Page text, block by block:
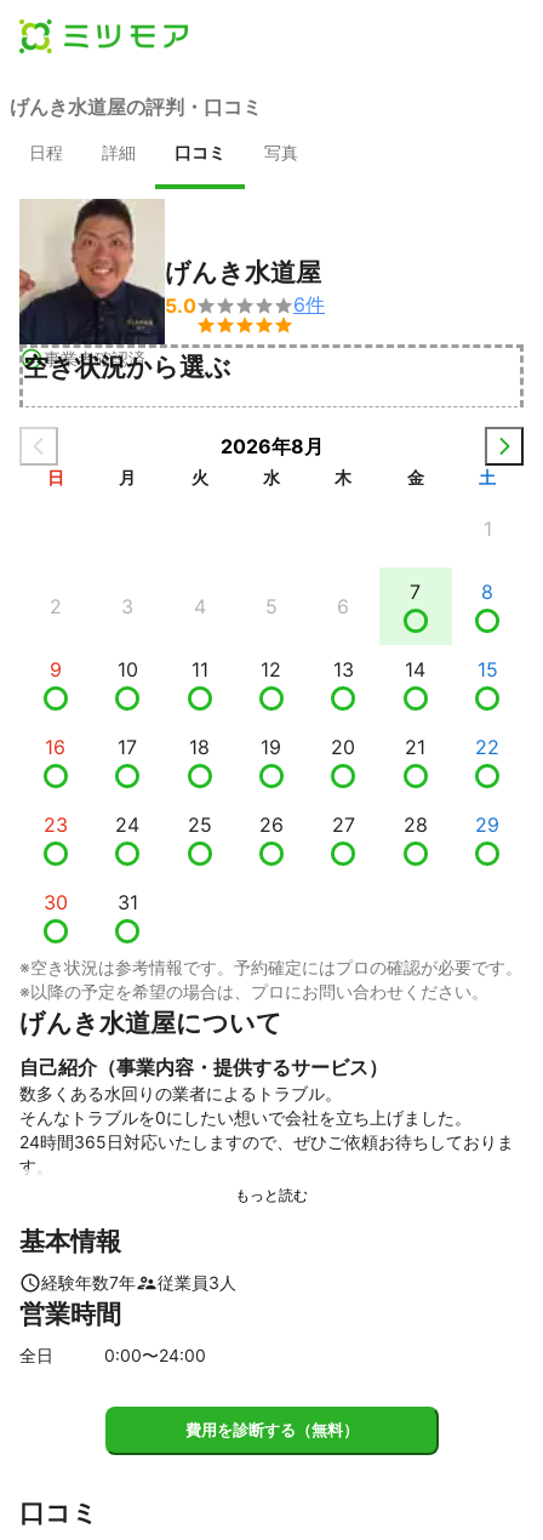
げんき水道屋の評判・口コミ
日程 詳細 口コミ 写真
事業者確認済
げんき水道屋
5.0

6件
空き状況から選ぶ
2026年8月
日 月 火 水 木 金 土
1
2 3 4 5 6
7 8
9 10 11 12 13 14 15
16 17 18 19 20 21 22
23 24 25 26 27 28 29
30 31
※空き状況は参考情報です。予約確定にはプロの確認が必要です。
※以降の予定を希望の場合は、プロにお問い合わせください。
げんき水道屋について
自己紹介（事業内容・提供するサービス）
数多くある水回りの業者によるトラブル。
そんなトラブルを0にしたい想いで会社を立ち上げました。
24時間365日対応いたしますので、ぜひご依頼お待ちしておりま
す。
基本情報
経験年数7年 従業員3 人
営業時間
全日 0:00〜24:00
費用を診断する（無料）
口コミ